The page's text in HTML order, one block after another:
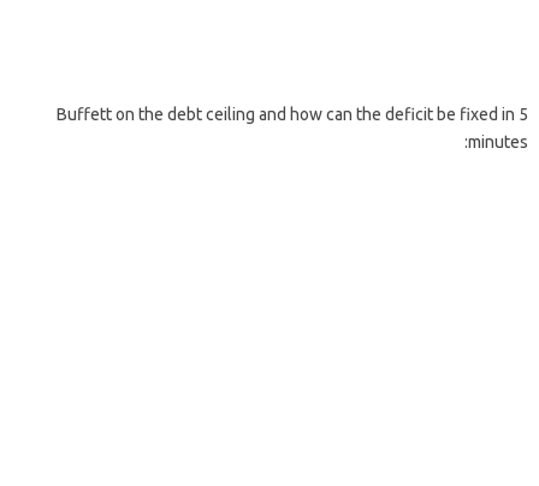
Buffett on the debt ceiling and how can the deficit be fixed in 5
minutes: